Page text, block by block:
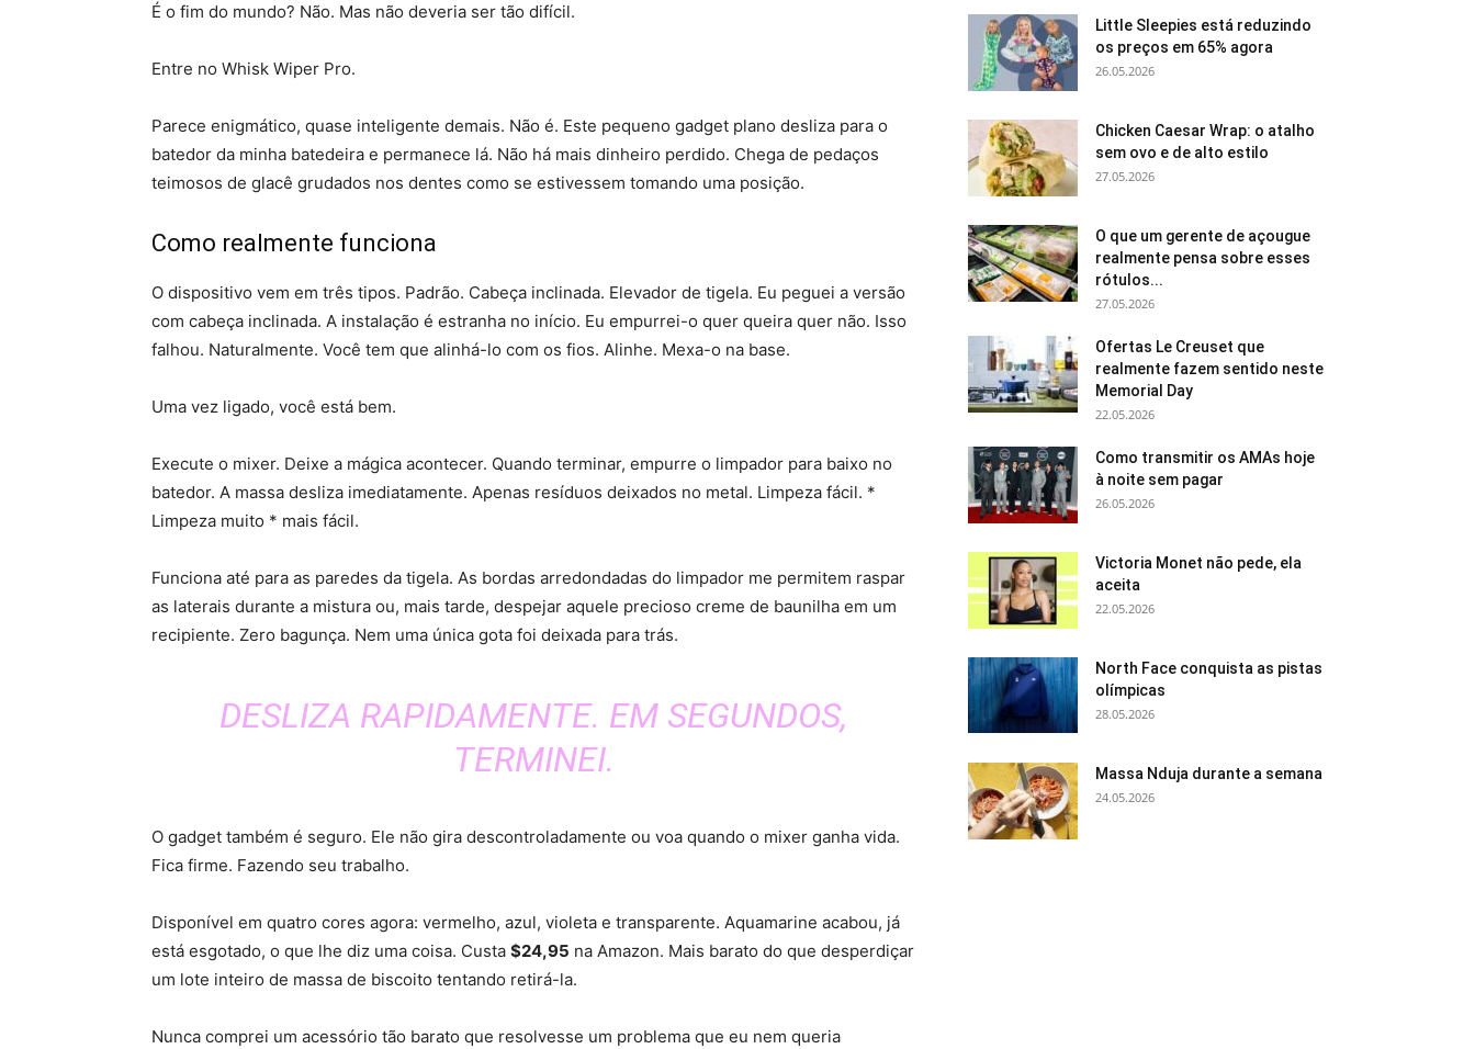
É o fim do mundo? Não. Mas não deveria ser tão difícil.
Entre no Whisk Wiper Pro.
Parece enigmático, quase inteligente demais. Não é. Este pequeno gadget plano desliza para o
batedor da minha batedeira e permanece lá. Não há mais dinheiro perdido. Chega de pedaços
teimosos de glacê grudados nos dentes como se estivessem tomando uma posição.
Como realmente funciona
O dispositivo vem em três tipos. Padrão. Cabeça inclinada. Elevador de tigela. Eu peguei a versão
com cabeça inclinada. A instalação é estranha no início. Eu empurrei-o quer queira quer não. Isso
falhou. Naturalmente. Você tem que alinhá-lo com os fios. Alinhe. Mexa-o na base.
Uma vez ligado, você está bem.
Execute o mixer. Deixe a mágica acontecer. Quando terminar, empurre o limpador para baixo no
batedor. A massa desliza imediatamente. Apenas resíduos deixados no metal. Limpeza fácil. *
Limpeza muito * mais fácil.
Funciona até para as paredes da tigela. As bordas arredondadas do limpador me permitem raspar
as laterais durante a mistura ou, mais tarde, despejar aquele precioso creme de baunilha em um
recipiente. Zero bagunça. Nem uma única gota foi deixada para trás.
DESLIZA RAPIDAMENTE. EM SEGUNDOS,
TERMINEI.
O gadget também é seguro. Ele não gira descontroladamente ou voa quando o mixer ganha vida.
Fica firme. Fazendo seu trabalho.
Disponível em quatro cores agora: vermelho, azul, violeta e transparente. Aquamarine acabou, já
está esgotado, o que lhe diz uma coisa. Custa $24,95 na Amazon. Mais barato do que desperdiçar
um lote inteiro de massa de biscoito tentando retirá-la.
Nunca comprei um acessório tão barato que resolvesse um problema que eu nem queria
Little Sleepies está reduzindo
os preços em 65% agora
26.05.2026
Chicken Caesar Wrap: o atalho
sem ovo e de alto estilo
27.05.2026
O que um gerente de açougue
realmente pensa sobre esses
rótulos...
27.05.2026
Ofertas Le Creuset que
realmente fazem sentido neste
Memorial Day
22.05.2026
Como transmitir os AMAs hoje
à noite sem pagar
26.05.2026
Victoria Monet não pede, ela
aceita
22.05.2026
North Face conquista as pistas
olímpicas
28.05.2026
Massa Nduja durante a semana
24.05.2026